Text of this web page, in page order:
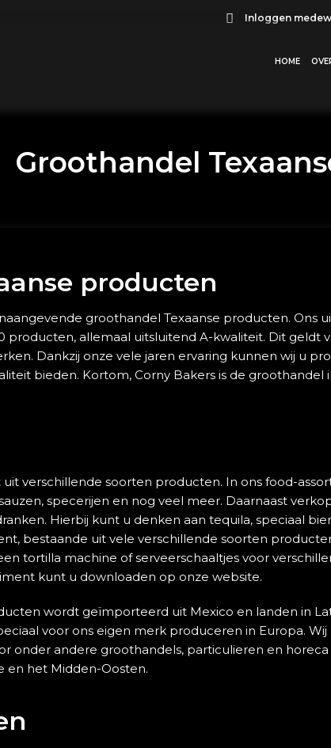
Inloggen
HOME
Groothandel
producten
groothandel Texaanse producten. Ons
producten, allemaal uitsluitend A-kwaliteit. Dit geldt
Dankzij onze vele jaren ervaring kunnen wij u
bieden. Kortom, Corny Bakers is de groothandel
verschillende soorten producten. In ons food-
specerijen en nog veel meer. Daarnaast
Hierbij kunt u denken aan tequila, speciaal
bestaande uit vele verschillende soorten
tortilla machine of serveerschaaltjes voor
kunt u downloaden op onze website.
wordt geïmporteerd uit Mexico en landen in
voor ons eigen merk produceren in Europa. Wij
onder andere groothandels, particulieren en horeca
en het Midden-Oosten.